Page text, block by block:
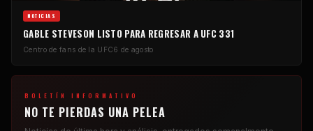
NOTICIAS
GABLE STEVESON LISTO PARA REGRESAR A UFC 331
Centro de fans de la UFC6 de agosto
BOLETÍN INFORMATIVO
NO TE PIERDAS UNA PELEA